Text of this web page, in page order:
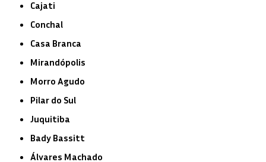
Cajati
Conchal
Casa Branca
Mirandópolis
Morro Agudo
Pilar do Sul
Juquitiba
Bady Bassitt
Álvares Machado